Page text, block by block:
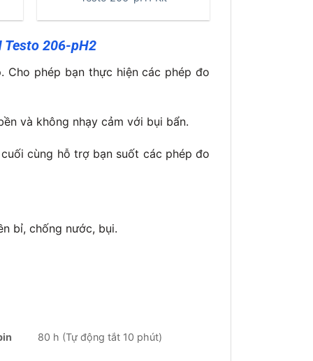
Testo 206-pH2
phép bạn thực hiện các phép đo
và không nhạy cảm với bụi bẩn.
cùng hỗ trợ bạn suốt các phép đo
bỉ, chống nước, bụi.
80 h (Tự động tắt 10 phút)